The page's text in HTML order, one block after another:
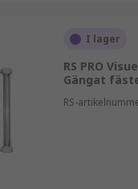
I lager
RS PRO
Gängat
RS-